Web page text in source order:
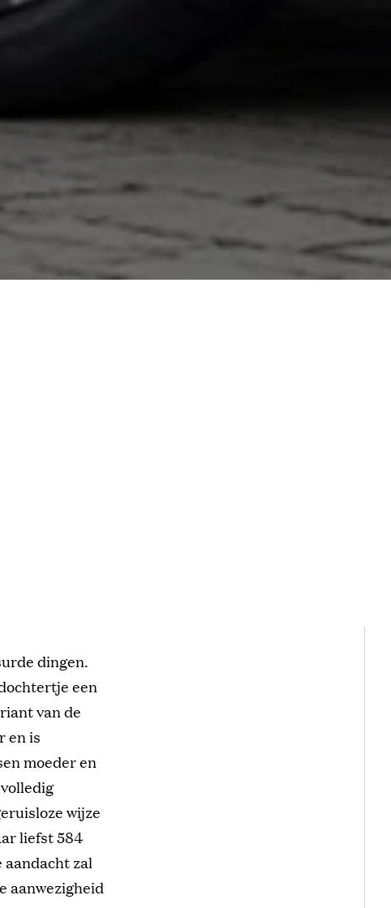
dingen.
een
van de
en is
moeder en
wijze
liefst 584
aandacht zal
aanwezigheid